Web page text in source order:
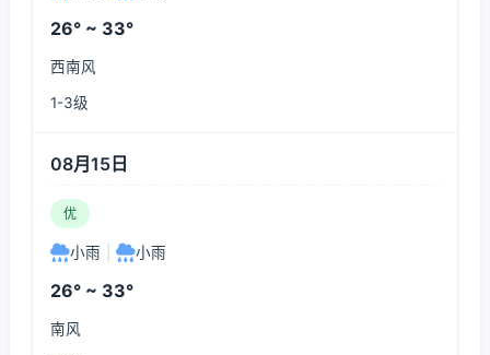
26° ~ 33°
西南风
1-3级
08月15日
优
小雨 小雨
26° ~ 33°
南风